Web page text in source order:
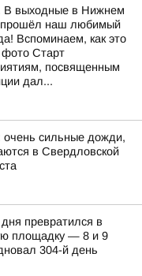
В выходные в Нижнем
прошёл наш любимый
Вспоминаем, как это
Cтарт
посвященным
дал...
сильные дожди,
в Свердловской
превратился в
площадку — 8 и 9
304-й день